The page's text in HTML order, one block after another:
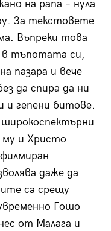
на рапа – нула
За текстовете
Въпреки това
в тъпотата си,
пазара и вече
да спира да ни
и гепени битове.
му и Христо
даже да
са срещу
Гошо
от Малага и